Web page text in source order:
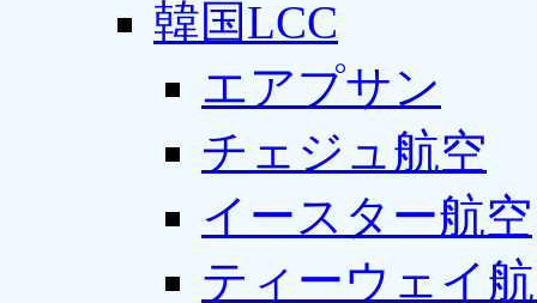
韓国LCC
エアプサン
チェジュ航空
イースター航空
ティーウェイ